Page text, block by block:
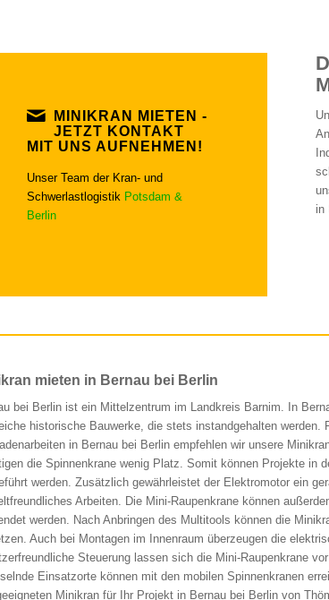
MINIKRAN MIETEN -
JETZT KONTAKT
MIT UNS AUFNEHMEN!
Unser Team der Kran- und
Schwerlastlogistik Potsdam &
Berlin
in
mieten in Bernau bei Berlin
bei Berlin ist ein Mittelzentrum im Landkreis Barnim. In
historische Bauwerke, die stets instandgehalten werden.
in Bernau bei Berlin empfehlen wir unsere
die Spinnenkrane wenig Platz. Somit können Projekte in
werden. Zusätzlich gewährleistet der Elektromotor ein
Arbeiten. Die Mini-Raupenkrane können
werden. Nach Anbringen des Multitools können die
Auch bei Montagen im Innenraum überzeugen die
Steuerung lassen sich die Mini-Raupenkrane
Einsatzorte können mit den mobilen Spinnenkranen
Minikran für Ihr Projekt in Bernau bei Berlin von